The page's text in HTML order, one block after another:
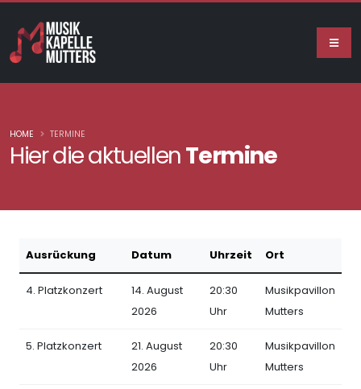
Hier die aktuellenTermine
HOME TERMINE
Ausrückung Datum Uhrzeit Ort
4. Platzkonzert
14. August
2026
20:30
Uhr
Musikpavillon
Mutters
5. Platzkonzert
21. August
2026
20:30
Uhr
Musikpavillon
Mutters